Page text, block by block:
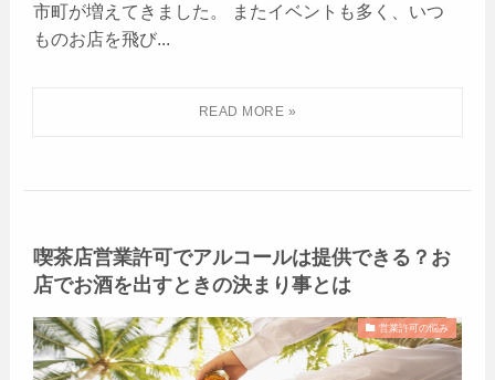
市町が増えてきました。 またイベントも多く、いつ
ものお店を飛び...
喫茶店営業許可でアルコールは提供できる？お
店でお酒を出すときの決まり事とは
営業許可の悩み